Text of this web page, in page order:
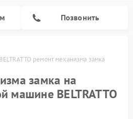
Позвонить
ремонт механизма замка
замка на
машине BELTRATTO